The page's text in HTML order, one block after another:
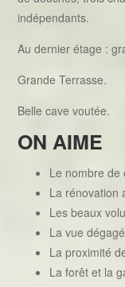
indépendants.
Au dernier étage :
Grande Terrasse.
Belle cave voutée.
ON AIME
Le nombre de
La rénovation
Les beaux
La vue
La proximité
La forêt et la